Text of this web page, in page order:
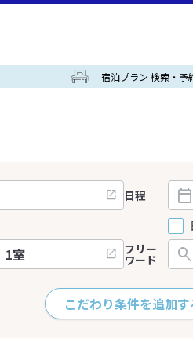
宿泊プラン 検索・予
日程
フリー
ワード
こだわり条件を追加す